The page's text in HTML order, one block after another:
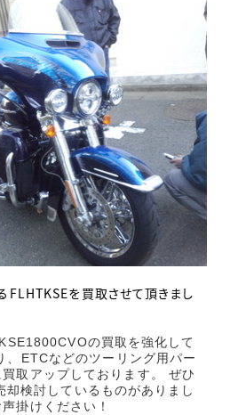
FLHTKSEを買取させて頂きまし
の買取を強化して
、ETCなどのツーリング用パー
取アップしております。 ぜひ
検討しているものがありまし
掛けください！